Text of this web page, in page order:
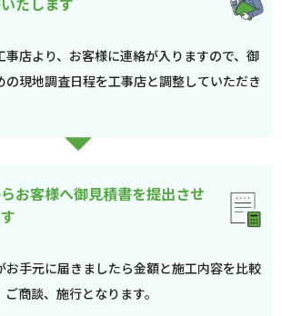
事店より、お客様に連絡が入りますので、御
の現地調査日程を工事店と調整していただき
お客様へ御見積書を提出させ
お手元に届きましたら金額と施工内容を比較
商談、施行となります。